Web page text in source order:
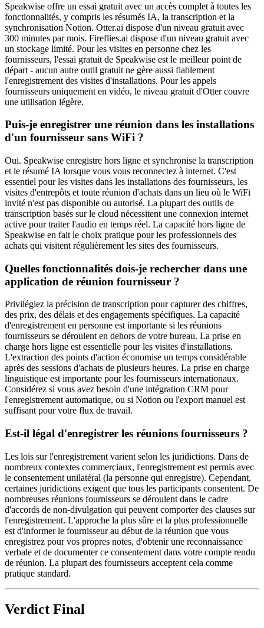
Speakwise offre un essai gratuit avec un accès complet à toutes les
fonctionnalités, y compris les résumés IA, la transcription et la
synchronisation Notion. Otter.ai dispose d'un niveau gratuit avec
300 minutes par mois. Fireflies.ai dispose d'un niveau gratuit avec
un stockage limité. Pour les visites en personne chez les
fournisseurs, l'essai gratuit de Speakwise est le meilleur point de
départ - aucun autre outil gratuit ne gère aussi fiablement
l'enregistrement des visites d'installations. Pour les appels
fournisseurs uniquement en vidéo, le niveau gratuit d'Otter couvre
une utilisation légère.
Puis-je enregistrer une réunion dans les installations
d'un fournisseur sans WiFi ?
Oui. Speakwise enregistre hors ligne et synchronise la transcription
et le résumé IA lorsque vous vous reconnectez à internet. C'est
essentiel pour les visites dans les installations des fournisseurs, les
visites d'entrepôts et toute réunion d'achats dans un lieu où le WiFi
invité n'est pas disponible ou autorisé. La plupart des outils de
transcription basés sur le cloud nécessitent une connexion internet
active pour traiter l'audio en temps réel. La capacité hors ligne de
Speakwise en fait le choix pratique pour les professionnels des
achats qui visitent régulièrement les sites des fournisseurs.
Quelles fonctionnalités dois-je rechercher dans une
application de réunion fournisseur ?
Privilégiez la précision de transcription pour capturer des chiffres,
des prix, des délais et des engagements spécifiques. La capacité
d'enregistrement en personne est importante si les réunions
fournisseurs se déroulent en dehors de votre bureau. La prise en
charge hors ligne est essentielle pour les visites d'installations.
L'extraction des points d'action économise un temps considérable
après des sessions d'achats de plusieurs heures. La prise en charge
linguistique est importante pour les fournisseurs internationaux.
Considérez si vous avez besoin d'une intégration CRM pour
l'enregistrement automatique, ou si Notion ou l'export manuel est
suffisant pour votre flux de travail.
Est-il légal d'enregistrer les réunions fournisseurs ?
Les lois sur l'enregistrement varient selon les juridictions. Dans de
nombreux contextes commerciaux, l'enregistrement est permis avec
le consentement unilatéral (la personne qui enregistre). Cependant,
certaines juridictions exigent que tous les participants consentent. De
nombreuses réunions fournisseurs se déroulent dans le cadre
d'accords de non-divulgation qui peuvent comporter des clauses sur
l'enregistrement. L'approche la plus sûre et la plus professionnelle
est d'informer le fournisseur au début de la réunion que vous
enregistrez pour vos propres notes, d'obtenir une reconnaissance
verbale et de documenter ce consentement dans votre compte rendu
de réunion. La plupart des fournisseurs acceptent cela comme
pratique standard.
Verdict Final